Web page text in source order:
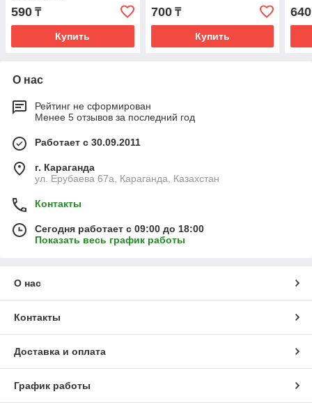
590 ₸
Купить
700₸
Купить
640
О нас
Рейтинг не сформирован
Менее 5 отзывов за последний год
Работает с 30.09.2011
г. Караганда
ул. Ерубаева 67а, Караганда, Казахстан
Контакты
Сегодня работает с 09:00 до 18:00
Показать весь график работы
О нас
Контакты
Доставка и оплата
График работы